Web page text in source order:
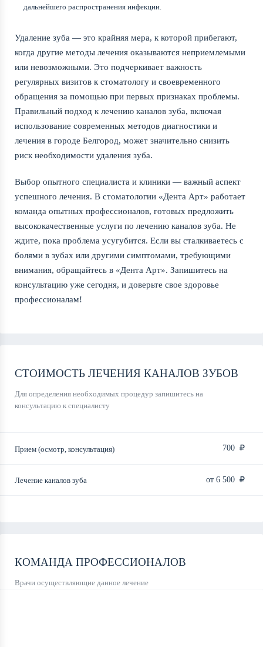
дальнейшего распространения инфекции.
Удаление зуба — это крайняя мера, к которой прибегают,
когда другие методы лечения оказываются неприемлемыми
или невозможными. Это подчеркивает важность
регулярных визитов к стоматологу и своевременного
обращения за помощью при первых признаках проблемы.
Правильный подход к лечению каналов зуба, включая
использование современных методов диагностики и
лечения в городе Белгород, может значительно снизить
риск необходимости удаления зуба.
Выбор опытного специалиста и клиники — важный аспект
успешного лечения. В стоматологии «Дента Арт» работает
команда опытных профессионалов, готовых предложить
высококачественные услуги по лечению каналов зуба. Не
ждите, пока проблема усугубится. Если вы сталкиваетесь с
болями в зубах или другими симптомами, требующими
внимания, обращайтесь в «Дента Арт». Запишитесь на
консультацию уже сегодня, и доверьте свое здоровье
профессионалам!
СТОИМОСТЬ ЛЕЧЕНИЯ КАНАЛОВ ЗУБОВ
Для определения необходимых процедур запишитесь на
консультацию к специалисту
Прием (осмотр, консультация) 700
Лечение каналов зуба от 6 500
КОМАНДА ПРОФЕССИОНАЛОВ
Врачи осуществляющие данное лечение